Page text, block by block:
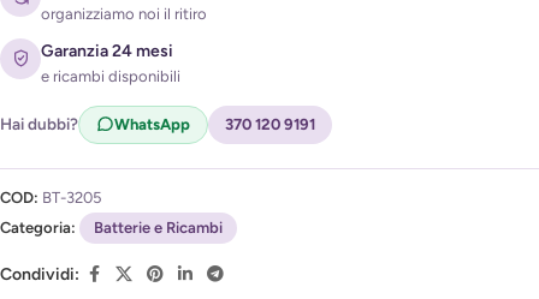
Acconsento al trattamento dei miei dati per ricevere
l'avviso di disponibilità (
Privacy Policy)
organizziamo noi il ritiro
Garanzia 24 mesi
e ricambi disponibili
Hai dubbi? WhatsApp 370 120 9191
COD: BT-3205
Categoria:
Batterie e Ricambi
Condividi: